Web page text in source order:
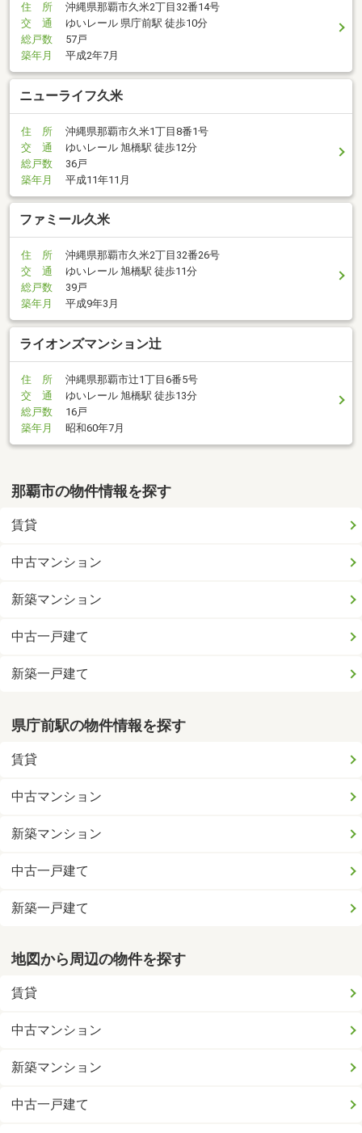
住 所
沖縄県那覇市久米2丁目32番14号
交 通
ゆいレール 県庁前駅 徒歩10分
総戸数
57戸
築年月
平成2年7月
ニューライフ久米
住 所
沖縄県那覇市久米1丁目8番1号
交 通
ゆいレール 旭橋駅 徒歩12分
総戸数
36戸
築年月
平成11年11月
ファミール久米
住 所
沖縄県那覇市久米2丁目32番26号
交 通
ゆいレール 旭橋駅 徒歩11分
総戸数
39戸
築年月
平成9年3月
ライオンズマンション辻
住 所
沖縄県那覇市辻1丁目6番5号
交 通
ゆいレール 旭橋駅 徒歩13分
総戸数
16戸
築年月
昭和60年7月
那覇市の物件情報を探す
賃貸
中古マンション
新築マンション
中古一戸建て
新築一戸建て
県庁前駅の物件情報を探す
賃貸
中古マンション
新築マンション
中古一戸建て
新築一戸建て
地図から周辺の物件を探す
賃貸
中古マンション
新築マンション
中古一戸建て